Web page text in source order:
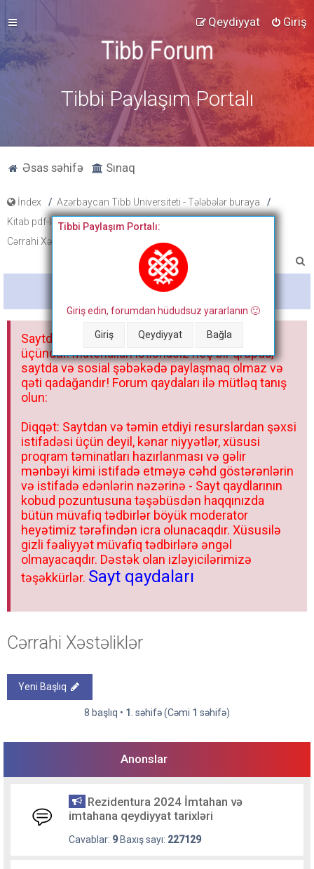
Giriş
Qeydiyyat
Tibbi Paylaşım Portalı
Əsas səhifə Sınaq
İndex
Azərbaycan Tibb Universiteti - Tələbələr buraya
Kitab pdf-ləri, tibbi fənlər üzrə slayd və paylaşımlar
Cərrahi Xəstəliklər
a
Bitdi
Tibbi Paylaşım Portalı:
Giriş edin, forumdan hüdudsuz yararlanın 🙂
Giriş Qeydiyyat Bağla
Saytdakı materiallar yalnız fərdi istifadəniz
üçündür. Materialları istisnasız heç bir qrupda,
saytda və sosial şəbəkədə paylaşmaq olmaz və
qəti qadağandır! Forum qaydaları ilə mütləq tanış
olun:
Diqqət: Saytdan və təmin etdiyi resurslardan şəxsi
istifadəsi üçün deyil, kənar niyyətlər, xüsusi
proqram təminatları hazırlanması və gəlir
mənbəyi kimi istifadə etməyə cəhd göstərənlərin
və istifadə edənlərin nəzərinə - Sayt qaydlarının
kobud pozuntusuna təşəbüsdən haqqınızda
bütün müvafiq tədbirlər böyük moderator
heyətimiz tərəfindən icra olunacaqdır. Xüsusilə
gizli fəaliyyət müvafiq tədbirlərə əngəl
olmayacaqdır. Dəstək olan izləyicilərimizə
təşəkkürlər. Sayt qaydaları
Cərrahi Xəstəliklər
Yeni Başlıq
8 başlıq • 1 . səhifə (Cəmi 1 səhifə)
Anonslar
Rezidentura 2024 İmtahan və
imtahana qeydiyyat tarixləri
Cavablar: 9Baxış sayı: 227129